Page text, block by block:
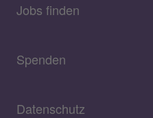
Jobs finden
Spenden
Datenschutz